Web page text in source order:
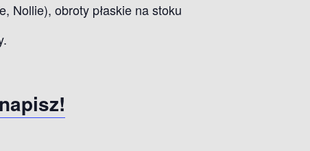
Nollie), obroty płaskie na stoku